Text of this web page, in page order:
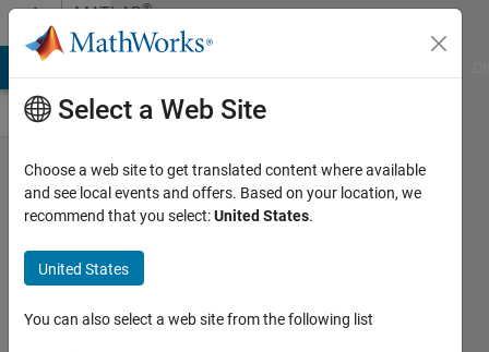
Skip to contentMATLAB®
Central
クリス
マスイ
が​、サ
んに何
Select a Web Site
Choose a web site to get translated content where available
and see local events and offers. Based on your location, we
recommend that you select:United States.
United States
You can also select a web site from the following list